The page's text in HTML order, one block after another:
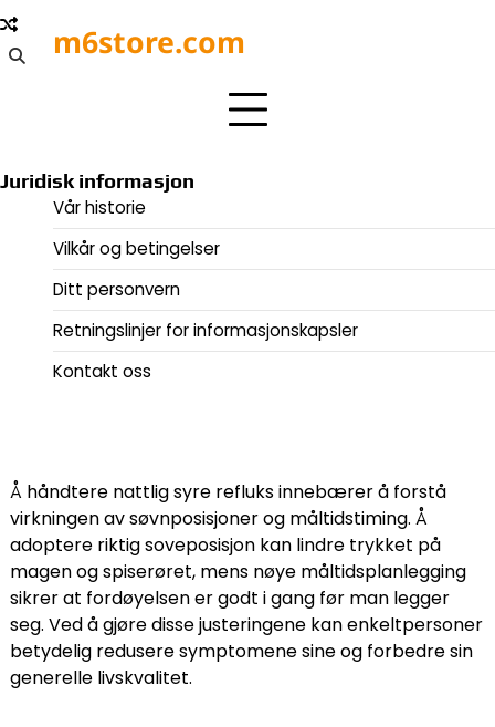
Skip
to
content
m6store.com
Juridisk informasjon
Vår historie
Vilkår og betingelser
Ditt personvern
Retningslinjer for informasjonskapsler
Kontakt oss
Å håndtere nattlig syre refluks innebærer å forstå
virkningen av søvnposisjoner og måltidstiming. Å
adoptere riktig soveposisjon kan lindre trykket på
magen og spiserøret, mens nøye måltidsplanlegging
sikrer at fordøyelsen er godt i gang før man legger
seg. Ved å gjøre disse justeringene kan enkeltpersoner
betydelig redusere symptomene sine og forbedre sin
generelle livskvalitet.